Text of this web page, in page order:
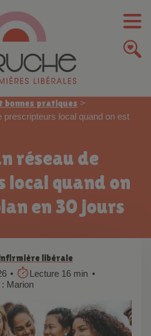
bonnes pratiques >
prescripteurs local quand on est
quand on
en 30 jours
libérale
Lecture 16 min
Marion